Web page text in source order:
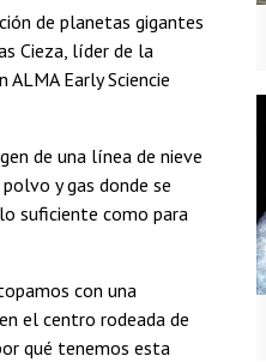
de planetas gigantes
Cieza, líder de la
Early Sciencie
de una línea de nieve
y gas donde se
suficiente como para
con una
el centro rodeada de
qué tenemos esta